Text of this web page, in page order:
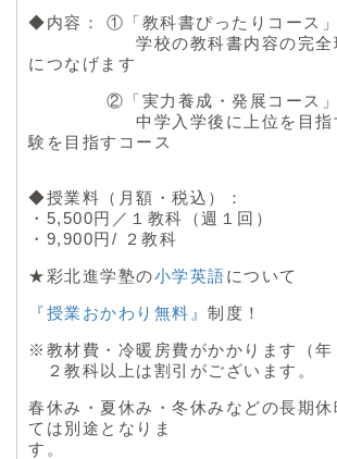
◆内容： ①「教科書ぴったりコース
学校の教科書内容の完全理
につなげます
②「実力養成・発展コース」
中学入学後に上位を目指す
験を目指すコース
◆授業料（月額・税込）：
・5,500円／１教科（週１回）
・9,900円/ ２教科
★彩北進学塾の小学英語について
『授業おかわり無料』 制度！
※教材費・冷暖房費がかかります（年
２教科以上は割引がございます。
春休み・夏休み・冬休みなどの長期
ては別途となりま
す